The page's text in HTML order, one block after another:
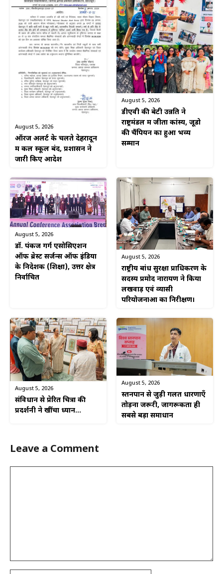
August 5, 2026
ऑरेंज अलर्ट के चलते देहरादून
में कल स्कूल बंद, प्रशासन ने
जारी किए आदेश
August 5, 2026
डीएवी की बेटी उन्नति ने
राष्ट्रमंडल में जीता कांस्य, जूडो
की चैंपियन का हुआ भव्य
सम्मान
August 5, 2026
डॉ. पंकज गर्ग एसोसिएशन
ऑफ ब्रेस्ट सर्जन्स ऑफ इंडिया
के निदेशक (शिक्षा), उत्तर क्षेत्र
निर्वाचित
August 5, 2026
राष्ट्रीय बांध सुरक्षा प्राधिकरण के
सदस्य प्रमोद नारायण ने किया
लखवाड़ एवं व्यासी
परियोजनाओं का निरीक्षण।
August 5, 2026
संविधान से प्रेरित चित्रों की
प्रदर्शनी ने खींचा ध्यान…
August 5, 2026
स्तनपान से जुड़ी गलत धारणाएँ
तोड़ना जरूरी, जागरूकता ही
सबसे बड़ा समाधान
Leave a Comment